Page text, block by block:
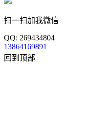
扫一扫加我微信
QQ: 269434804
13864169891
回到顶部